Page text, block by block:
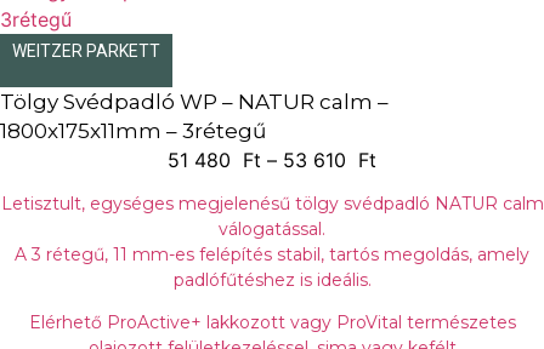
n
5
1
WEITZER PARKETT
Tölgy Svédpadló WP – NATUR calm –
1800x175x11mm – 3rétegű
51 480 Ft – 53 610 Ft
t
a
o
Letisztult, egységes megjelenésű tölgy svédpadló NATUR calm
válogatással.
A 3 rétegű, 11 mm-es felépítés stabil, tartós megoldás, amely
padlófűtéshez is ideális.
Elérhető ProActive+ lakkozott vagy ProVital természetes